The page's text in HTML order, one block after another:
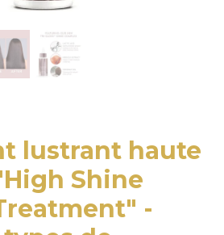
lustrant haute
Shine
-